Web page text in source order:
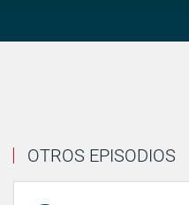
OTROS EPISODIOS